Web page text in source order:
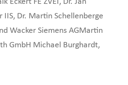
IIS, Dr. Martin Schellenberge
Wacker Siemens AGMartin
GmbH Michael Burghardt,